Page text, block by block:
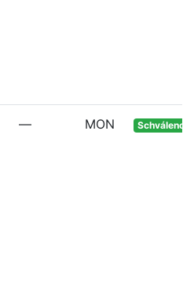
— MON Schváleno